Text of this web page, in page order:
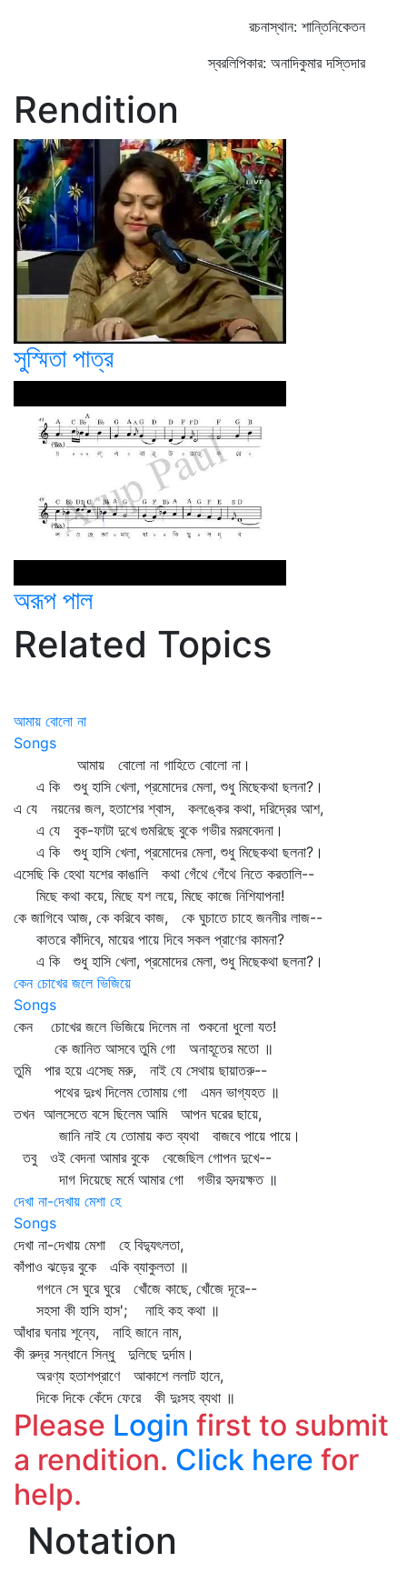
রচনাস্থান: শান্তিনিকেতন
স্বরলিপিকার: অনাদিকুমার দস্তিদার
Rendition
সুস্মিতা পাত্র
অরূপ পাল
Related Topics
আমায় বোলো না
Songs
আমায় বোলো না গাহিতে বোলো না।
এ কি শুধু হাসি খেলা, প্রমোদের মেলা, শুধু মিছেকথা ছলনা?।
এ যে নয়নের জল, হতাশের শ্বাস, কলঙ্কের কথা, দরিদ্রের আশ,
এ যে বুক-ফাটা দুখে গুমরিছে বুকে গভীর মরমবেদনা।
এ কি শুধু হাসি খেলা, প্রমোদের মেলা, শুধু মিছেকথা ছলনা?।
এসেছি কি হেথা যশের কাঙালি কথা গেঁথে গেঁথে নিতে করতালি--
মিছে কথা কয়ে, মিছে যশ লয়ে, মিছে কাজে নিশিযাপনা!
কে জাগিবে আজ, কে করিবে কাজ, কে ঘুচাতে চাহে জননীর লাজ--
কাতরে কাঁদিবে, মায়ের পায়ে দিবে সকল প্রাণের কামনা?
এ কি শুধু হাসি খেলা, প্রমোদের মেলা, শুধু মিছেকথা ছলনা?।
কেন চোখের জলে ভিজিয়ে
Songs
কেন চোখের জলে ভিজিয়ে দিলেম না শুকনো ধুলো যত!
কে জানিত আসবে তুমি গো অনাহূতের মতো ॥
তুমি পার হয়ে এসেছ মরু, নাই যে সেথায় ছায়াতরু--
পথের দুঃখ দিলেম তোমায় গো এমন ভাগ্যহত ॥
তখন আলসেতে বসে ছিলেম আমি আপন ঘরের ছায়ে,
জানি নাই যে তোমায় কত ব্যথা বাজবে পায়ে পায়ে।
তবু ওই বেদনা আমার বুকে বেজেছিল গোপন দুখে--
দাগ দিয়েছে মর্মে আমার গো গভীর হৃদয়ক্ষত ॥
দেখা না-দেখায় মেশা হে
Songs
দেখা না-দেখায় মেশা হে বিদ্যুৎলতা,
কাঁপাও ঝড়ের বুকে একি ব্যাকুলতা ॥
গগনে সে ঘুরে ঘুরে খোঁজে কাছে, খোঁজে দূরে--
সহসা কী হাসি হাস'; নাহি কহ কথা ॥
আঁধার ঘনায় শূন্যে, নাহি জানে নাম,
কী রুদ্র সন্ধানে সিন্ধু দুলিছে দুর্দাম।
অরণ্য হতাশপ্রাণে আকাশে ললাট হানে,
দিকে দিকে কেঁদে ফেরে কী দুঃসহ ব্যথা ॥
Please Login first to submit
a rendition. Click here for
help.
Notation